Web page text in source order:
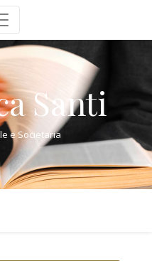
Santi
e Societaria